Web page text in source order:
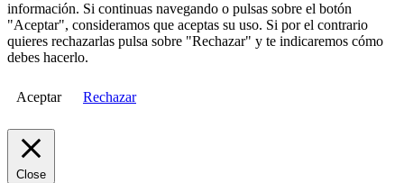
información. Si continuas navegando o pulsas sobre el botón
"Aceptar", consideramos que aceptas su uso. Si por el contrario
quieres rechazarlas pulsa sobre "Rechazar" y te indicaremos cómo
debes hacerlo.
Aceptar Rechazar
Close